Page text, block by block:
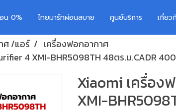
น 0% ไทยมาร์ทผ่อนสบาย ศูนย์บริการ เกี่ยว
ศ /แอร์
เครื่องฟอกอากาศ
4 XMI-BHR5098TH 48ตร.ม.CADR
Xiaomi เครื่อง
XMI-